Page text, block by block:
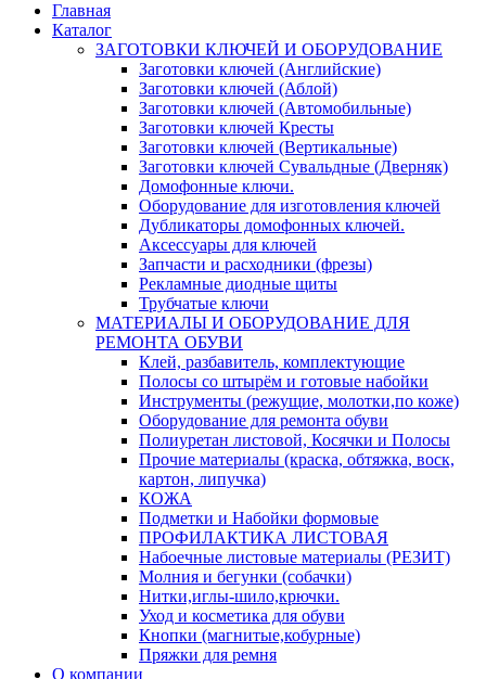
Главная
Каталог
ЗАГОТОВКИ КЛЮЧЕЙ И ОБОРУДОВАНИЕ
Заготовки ключей (Английские)
Заготовки ключей (Аблой)
Заготовки ключей (Автомобильные)
Заготовки ключей Кресты
Заготовки ключей (Вертикальные)
Заготовки ключей Сувальдные (Дверняк)
Домофонные ключи.
Оборудование для изготовления ключей
Дубликаторы домофонных ключей.
Аксессуары для ключей
Запчасти и расходники (фрезы)
Рекламные диодные щиты
Трубчатые ключи
МАТЕРИАЛЫ И ОБОРУДОВАНИЕ ДЛЯ
РЕМОНТА ОБУВИ
Клей, разбавитель, комплектующие
Полосы со штырём и готовые набойки
Инструменты (режущие, молотки,по коже)
Оборудование для ремонта обуви
Полиуретан листовой, Косячки и Полосы
Прочие материалы (краска, обтяжка, воск,
картон, липучка)
КОЖА
Подметки и Набойки формовые
ПРОФИЛАКТИКА ЛИСТОВАЯ
Набоечные листовые материалы (РЕЗИТ)
Молния и бегунки (собачки)
Нитки,иглы-шило,крючки.
Уход и косметика для обуви
Кнопки (магнитые,кобурные)
Пряжки для ремня
О компании